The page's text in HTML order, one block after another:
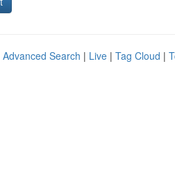
Advanced Search | Live | Tag Cloud |